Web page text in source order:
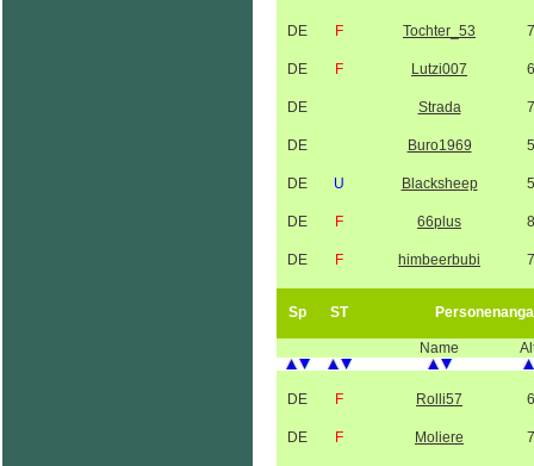
DE F Tochter_53
DE F Lutzi007
DE Strada
DE Buro1969
DE U Blacksheep
DE F 66plus
DE F himbeerbubi
Sp ST
Name
DE F Rolli57
DE F Moliere